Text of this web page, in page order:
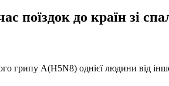
поїздок до країн зі
А(H5N8) однієї людини від